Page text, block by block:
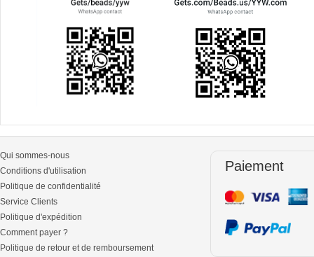
Qui sommes-nous
Conditions d'utilisation
Politique de confidentialité
Service Clients
Politique d'expédition
Comment payer ?
Politique de retour et de remboursement
Paiement